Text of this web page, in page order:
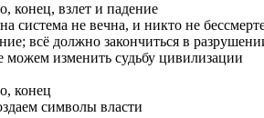
конец, взлет и падение
система не вечна, и никто не
всё должно закончиться в
изменить судьбу цивилизации
конец
символы власти